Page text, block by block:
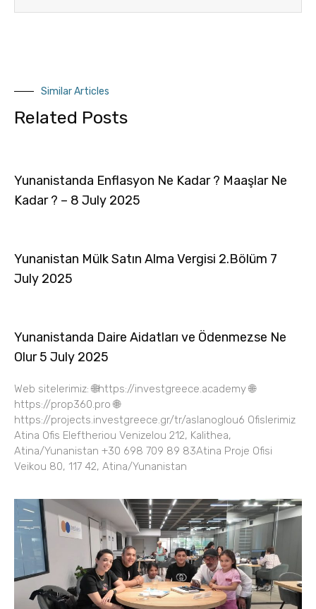
Similar Articles
Related Posts
Yunanistanda Enflasyon Ne Kadar ? Maaşlar Ne
Kadar ? – 8 July 2025
Yunanistan Mülk Satın Alma Vergisi 2.Bölüm 7
July 2025
Yunanistanda Daire Aidatları ve Ödenmezse Ne
Olur 5 July 2025
Web sitelerimiz: 🌐https://investgreece.academy 🌐
https://prop360.pro 🌐
https://projects.investgreece.gr/tr/aslanoglou6 Ofislerimiz
Atina Ofis Eleftheriou Venizelou 212, Kalithea,
Atina/Yunanistan +30 698 709 89 83Atina Proje Ofisi
Veikou 80, 117 42, Atina/Yunanistan